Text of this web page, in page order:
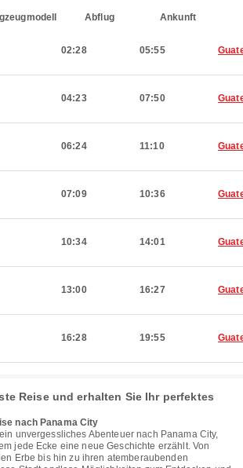
Abflug Ankunft
02:28 05:55
04:23 07:50
06:24 11:10
07:09 10:36
10:34 14:01
13:00 16:27
16:28 19:55
Reise und erhalten Sie Ihr perfektes
nach Panama City
unvergessliches Abenteuer nach Panama City,
jede Ecke eine neue Geschichte erzählt. Von
Erbe bis hin zu ihren atemberaubenden